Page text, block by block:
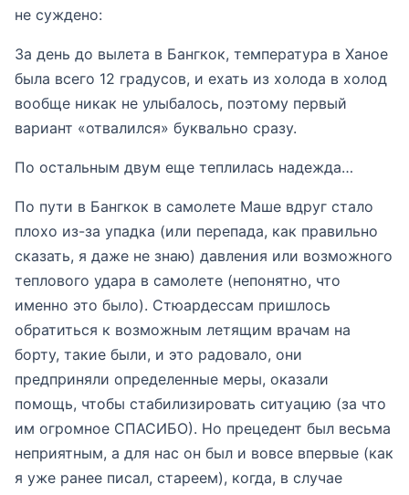
не суждено:
За день до вылета в Бангкок, температура в Ханое
была всего 12 градусов, и ехать из холода в холод
вообще никак не улыбалось, поэтому первый
вариант «отвалился» буквально сразу.
По остальным двум еще теплилась надежда…
По пути в Бангкок в самолете Маше вдруг стало
плохо из-за упадка (или перепада, как правильно
сказать, я даже не знаю) давления или возможного
теплового удара в самолете (непонятно, что
именно это было). Стюардессам пришлось
обратиться к возможным летящим врачам на
борту, такие были, и это радовало, они
предприняли определенные меры, оказали
помощь, чтобы стабилизировать ситуацию (за что
им огромное СПАСИБО). Но прецедент был весьма
неприятным, а для нас он был и вовсе впервые (как
я уже ранее писал, стареем), когда, в случае